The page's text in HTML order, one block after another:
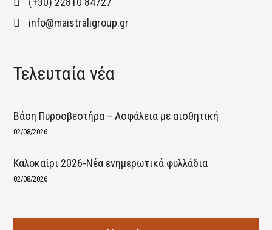
info@maistraligroup.gr
Τελευταία νέα
Βάση Πυροσβεστήρα – Ασφάλεια με αισθητική
02/08/2026
Καλοκαίρι 2026-Νέα ενημερωτικά φυλλάδια
02/08/2026